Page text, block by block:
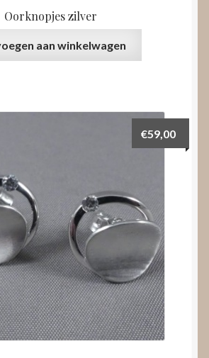
Oorknopjes zilver
aan winkelwagen
€59,00